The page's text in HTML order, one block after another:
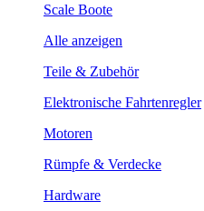
Scale Boote
Alle anzeigen
Teile & Zubehör
Elektronische Fahrtenregler
Motoren
Rümpfe & Verdecke
Hardware